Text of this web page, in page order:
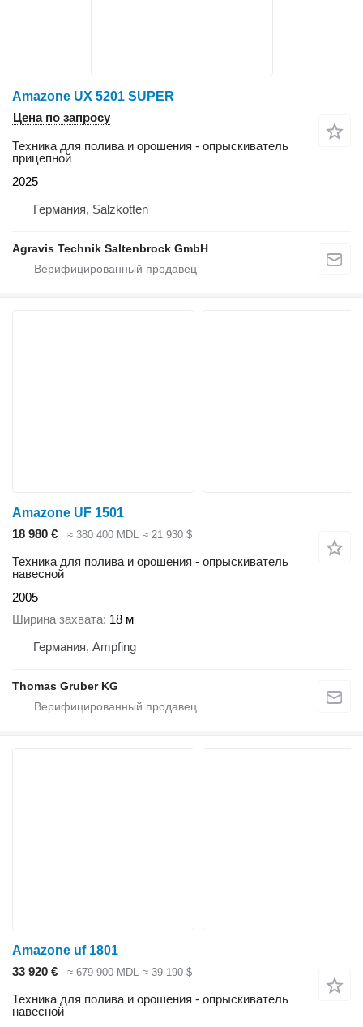
Amazone UX 5201 SUPER
Цена по запросу
Техника для полива и орошения - опрыскиватель
прицепной
2025
Германия, Salzkotten
Agravis Technik Saltenbrock GmbH
Amazone UF 1501
18 980 €
≈ 380 400 MDL ≈ 21 930 $
Техника для полива и орошения - опрыскиватель
навесной
2005
Ширина захвата 18 м
Германия, Ampfing
Thomas Gruber KG
Amazone uf 1801
33 920 €
≈ 679 900 MDL ≈ 39 190 $
Техника для полива и орошения - опрыскиватель
навесной